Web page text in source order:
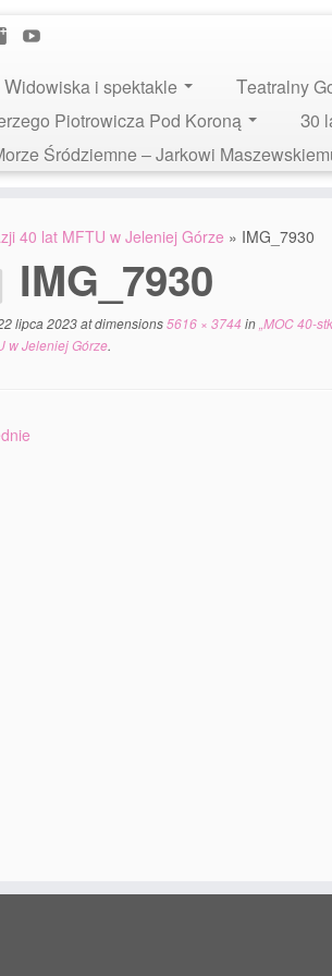
Widowiska i spektakle Teatralny
Piotrowicza Pod Koroną
Morze Śródziemne – Jarkowi
40 lat MFTU w Jeleniej Górze » IMG_7930
IMG_7930
lipca 2023at dimensions5616 × 3744 in „MOC 40-
w Jeleniej Górze.